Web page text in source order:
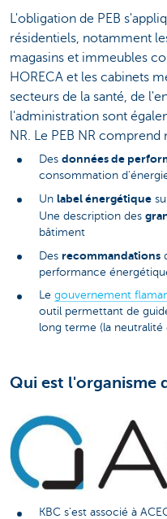
L'obligation de PEB
résidentiels, notamment
magasins et immeubles
HORECA et les cabinets
secteurs de la santé, de
l'administration sont
NR. Le PEB NR
Des données de
consommation
Un label énergétique
Une description des
bâtiment
Des recommandations
performance
Le gouvernement
outil permettant de
long terme (la neutralité
Qui est l'organisme
KBC s'est associé à